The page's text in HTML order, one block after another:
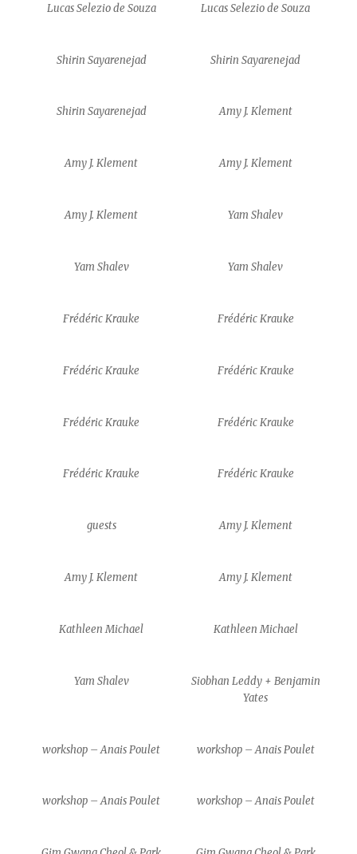
Lucas Selezio de Souza Lucas Selezio de Souza
Shirin Sayarenejad Shirin Sayarenejad
Shirin Sayarenejad Amy J. Klement
Amy J. Klement Amy J. Klement
Amy J. Klement Yam Shalev
Yam Shalev Yam Shalev
Frédéric Krauke Frédéric Krauke
Frédéric Krauke Frédéric Krauke
Frédéric Krauke Frédéric Krauke
Frédéric Krauke Frédéric Krauke
guests Amy J. Klement
Amy J. Klement Amy J. Klement
Kathleen Michael Kathleen Michael
Yam Shalev
Siobhan Leddy + Benjamin
Yates
workshop – Anais Poulet workshop – Anais Poulet
workshop – Anais Poulet workshop – Anais Poulet